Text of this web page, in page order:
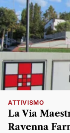
ATTIVISMO
La Via
Ravenna